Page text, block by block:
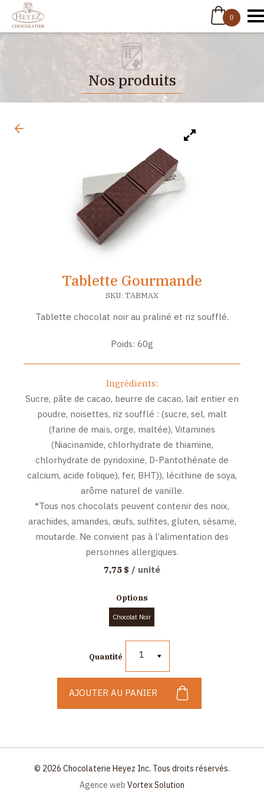
0
Nos produits
Tablette Gourmande
SKU: TABMAX
Tablette chocolat noir au praliné et riz soufflé.
Poids: 60g
Ingrédients:
Sucre, pâte de cacao, beurre de cacao, lait entier en
poudre, noisettes, riz soufflé : (sucre, sel, malt
(farine de maïs, orge, maltée), Vitamines
(Niacinamide, chlorhydrate de thiamine,
chlorhydrate de pyridoxine, D-Pantothénate de
calcium, acide folique), fer, BHT)), lécithine de soya,
arôme naturel de vanille.
*Tous nos chocolats peuvent contenir des noix,
arachides, amandes, œufs, sulfites, gluten, sésame,
moutarde. Ne convient pas à l’alimentation des
personnes allergiques.
7,75 $ / unité
Options
Chocolat Noir
Quantité 1
AJOUTER AU PANIER
© 2026 Chocolaterie Heyez Inc. Tous droits réservés.
Agence web Vortex Solution